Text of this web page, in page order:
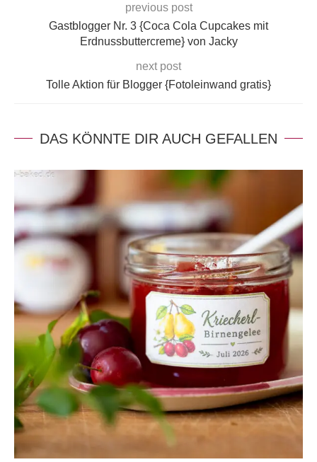
previous post
Gastblogger Nr. 3 {Coca Cola Cupcakes mit
Erdnussbuttercreme} von Jacky
next post
Tolle Aktion für Blogger {Fotoleinwand gratis}
DAS KÖNNTE DIR AUCH GEFALLEN